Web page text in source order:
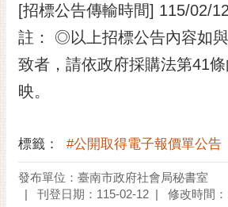
[招標公告傳輸時間] 115/02/
註： ◎以上招標公告內容如
致者，請依政府採購法第41
映。
標籤： #公開取得電子報價單公告
發布單位：臺南市政府社會局秘書室
刊登日期：115-02-12
修改時間